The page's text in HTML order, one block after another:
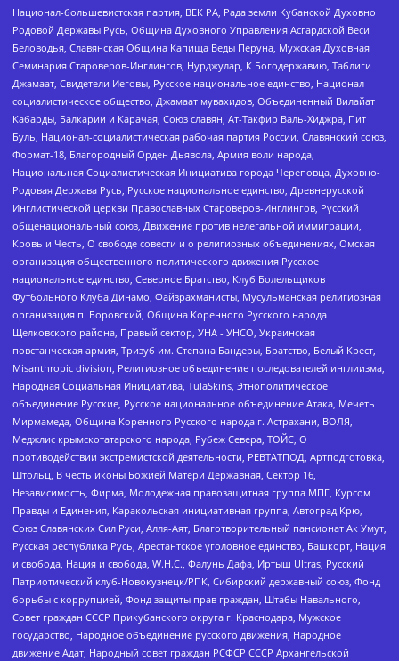
Национал-большевистская партия, ВЕК РА, Рада земли Кубанской Духовно
Родовой Державы Русь, Община Духовного Управления Асгардской Веси
Беловодья, Славянская Община Капища Веды Перуна, Мужская Духовная
Семинария Староверов-Инглингов, Нурджулар, К Богодержавию, Таблиги
Джамаат, Свидетели Иеговы, Русское национальное единство, Национал-
социалистическое общество, Джамаат мувахидов, Объединенный Вилайат
Кабарды, Балкарии и Карачая, Союз славян, Ат-Такфир Валь-Хиджра, Пит
Буль, Национал-социалистическая рабочая партия России, Славянский союз,
Формат-18, Благородный Орден Дьявола, Армия воли народа,
Национальная Социалистическая Инициатива города Череповца, Духовно-
Родовая Держава Русь, Русское национальное единство, Древнерусской
Инглистической церкви Православных Староверов-Инглингов, Русский
общенациональный союз, Движение против нелегальной иммиграции,
Кровь и Честь, О свободе совести и о религиозных объединениях, Омская
организация общественного политического движения Русское
национальное единство, Северное Братство, Клуб Болельщиков
Футбольного Клуба Динамо, Файзрахманисты, Мусульманская религиозная
организация п. Боровский, Община Коренного Русского народа
Щелковского района, Правый сектор, УНА - УНСО, Украинская
повстанческая армия, Тризуб им. Степана Бандеры, Братство, Белый Крест,
Misanthropic division, Религиозное объединение последователей инглиизма,
Народная Социальная Инициатива, TulaSkins, Этнополитическое
объединение Русские, Русское национальное объединение Атака, Мечеть
Мирмамеда, Община Коренного Русского народа г. Астрахани, ВОЛЯ,
Меджлис крымскотатарского народа, Рубеж Севера, ТОЙС, О
противодействии экстремистской деятельности, РЕВТАТПОД, Артподготовка,
Штольц, В честь иконы Божией Матери Державная, Сектор 16,
Независимость, Фирма, Молодежная правозащитная группа МПГ, Курсом
Правды и Единения, Каракольская инициативная группа, Автоград Крю,
Союз Славянских Сил Руси, Алля-Аят, Благотворительный пансионат Ак Умут,
Русская республика Русь, Арестантское уголовное единство, Башкорт, Нация
и свобода, Нация и свобода, W.H.С., Фалунь Дафа, Иртыш Ultras, Русский
Патриотический клуб-Новокузнецк/РПК, Сибирский державный союз, Фонд
борьбы с коррупцией, Фонд защиты прав граждан, Штабы Навального,
Совет граждан СССР Прикубанского округа г. Краснодара, Мужское
государство, Народное объединение русского движения, Народное
движение Адат, Народный совет граждан РСФСР СССР Архангельской